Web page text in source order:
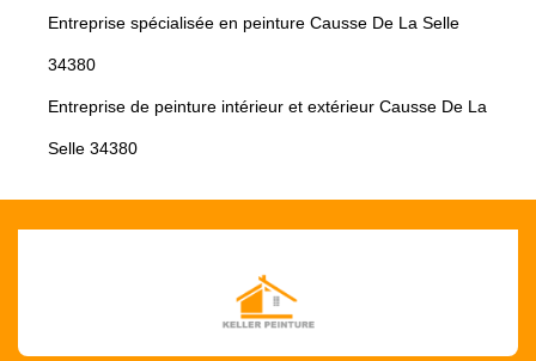
Entreprise spécialisée en peinture Causse De La Selle
34380
Entreprise de peinture intérieur et extérieur Causse De La
Selle 34380